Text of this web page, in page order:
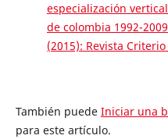
especialización
de colombia 1992-2009
(2015): Revista
También puede Iniciar una
para este artículo.